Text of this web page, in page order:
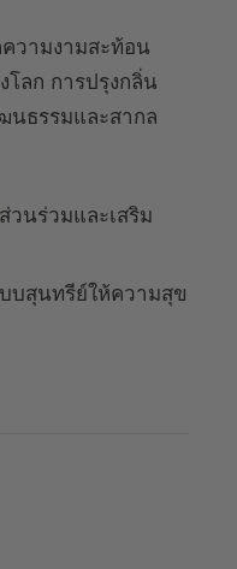
วามงามสะท้อน
ลก การปรุงกลิ่น
ธรรมและสากล
นร่วมและเสริม
บสุนทรีย์ให้ความสุข